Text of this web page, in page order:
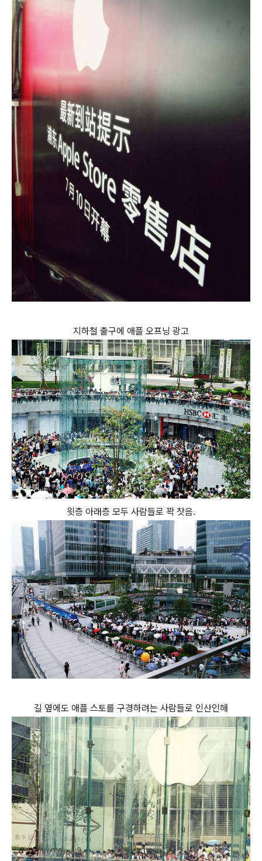
지하철 출구에 애플 오프닝 광고
윗층 아래층 모두 사람들로 꽉 찻음.
길 옆에도 애플 스토를 구경하려는 사람들로 인산인해